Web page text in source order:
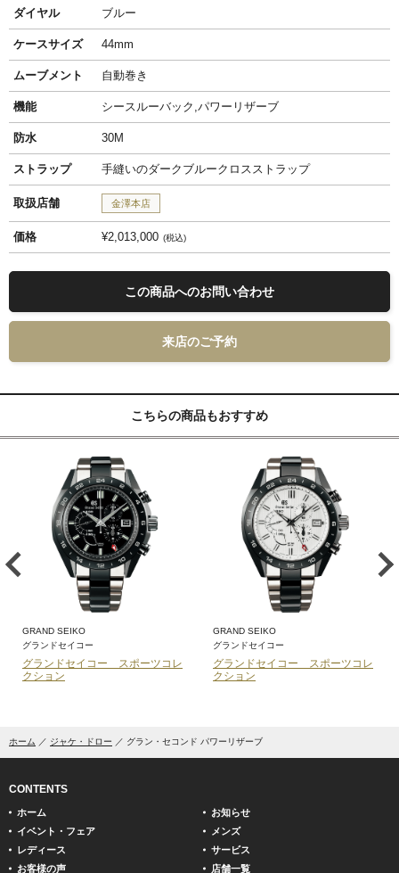
ダイヤル ブルー
ケースサイズ 44mm
ムーブメント 自動巻き
機能 シースルーバック,パワーリザーブ
防水 30M
ストラップ 手縫いのダークブルークロスストラップ
取扱店舗 金澤本店
価格 ¥2,013,000 税込
この商品へのお問い合わせ
来店のご予約
こちらの商品もおすすめ
GRAND SEIKO
グランドセイコー
グランドセイコー スポーツコレ
クション
GRAND SEIKO
グランドセイコー
グランドセイコー スポーツコレ
クション
ホーム ジャケ・ドロー グラン・セコンド パワーリザーブ
CONTENTS
ホーム
お知らせ
イベント・フェア
メンズ
レディース
サービス
お客様の声
店舗一覧